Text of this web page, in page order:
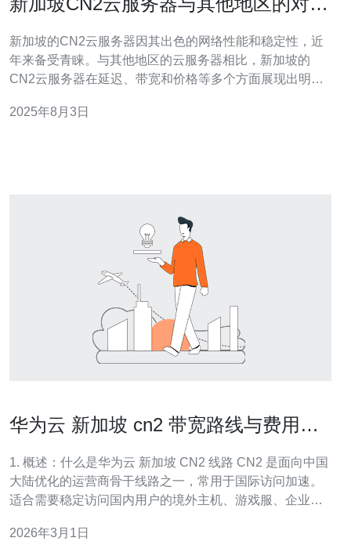
新加坡的CN2云服务器因其出色的网络性能和稳定性，近
年来备受青睐。与其他地区的云服务器相比，新加坡的
CN2云服务器在延迟、带宽和价格等多个方面展现出明显
析，以帮助用户更好地选择适合自己的云服务。 新加坡
2025年8月3日
华为云 新加坡 cn2 带宽路线与费用对
1. 概述：什么是华为云 新加坡 CN2 线路 CN2 是面向中国
大陆优化的运营商骨干线路之一，常用于国际访问加速。
适合需要稳定访问国内用户的境外主机、游戏服、企业网
包和抖动上有明显优势。 华为云在新加坡节点提供 CN2
2026年3月1日